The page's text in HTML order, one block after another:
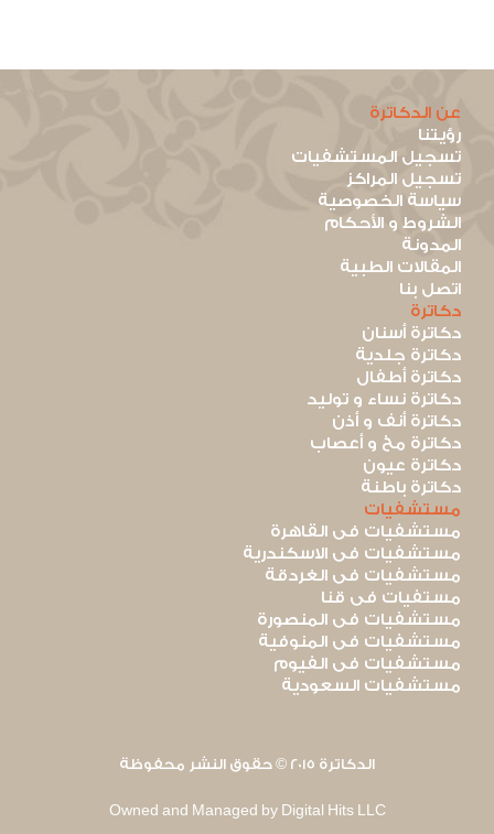
عن الدكاترة
رؤيتنا
تسجيل المستشفيات
تسجيل المراكز
سياسة الخصوصية
الشروط و الأحكام
المدونة
المقالات الطبية
اتصل بنا
دكاترة
دكاترة أسنان
دكاترة جلدية
دكاترة أطفال
دكاترة نساء و توليد
دكاترة أنف و أذن
دكاترة مخ و أعصاب
دكاترة عيون
دكاترة باطنة
مستشفيات
مستشفيات فى القاهرة
مستشفيات فى الاسكندرية
مستشفيات فى الغردقة
مستفيات فى قنا
مستشفيات فى المنصورة
مستشفيات فى المنوفية
مستشفيات فى الفيوم
مستشفيات السعودية
الدكاترة 2015 © حقوق النشر محفوظة
Owned and Managed by Digital Hits LLC